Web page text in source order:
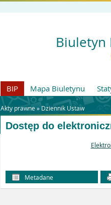
Biuletyn
BIP Mapa Biuletynu
Akty prawne » Dziennik Ustaw
Dostęp do
Metadane